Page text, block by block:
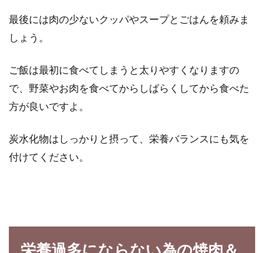
最後には肉の少ないクッパやスープとごはんを頼みま
しょう。
ご飯は最初に食べてしまうと太りやすくなりますの
で、野菜やお肉を食べてからしばらくしてから食べた
方が良いですよ。
炭水化物はしっかりと摂って、栄養バランスにも気を
付けてください。